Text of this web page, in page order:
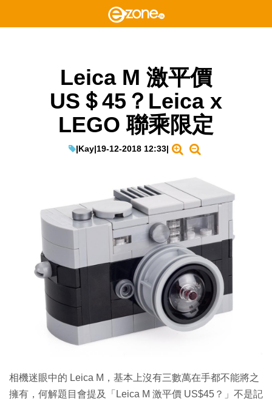
Leica M 激平價
US＄45？Leica x
LEGO 聯乘限定
|Kay|19-12-2018 12:33|
相機迷眼中的 Leica M，基本上沒有三數萬在手都不能將之
擁有，何解題目會提及「Leica M 激平價 US$45？」不是記